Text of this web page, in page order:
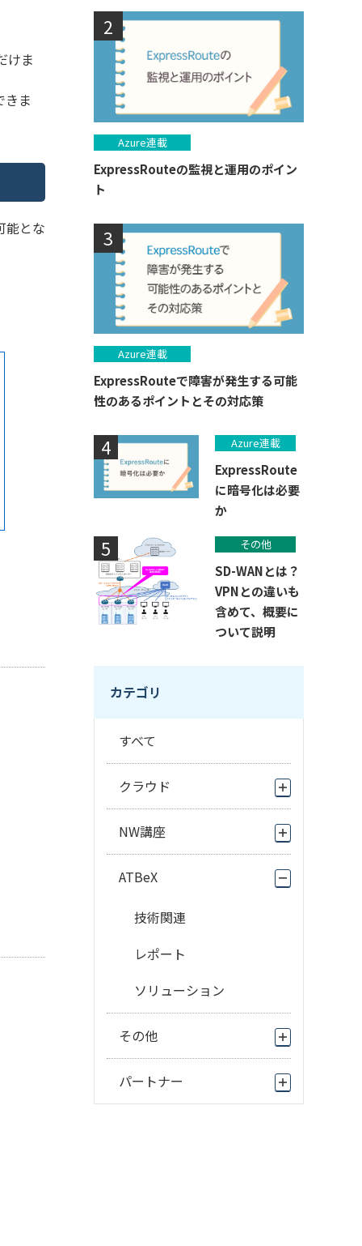
けま
きま
能とな
Azure連載
ExpressRouteの監視と運用のポイン
ト
Azure連載
ExpressRouteで障害が発生する可能
性のあるポイントとその対応策
Azure連載
ExpressRoute
に暗号化は必要
か
その他
SD-WANとは？
VPNとの違いも
含めて、概要に
ついて説明
カテゴリ
すべて
クラウド
NW講座
ATBeX
技術関連
レポート
ソリューション
その他
パートナー